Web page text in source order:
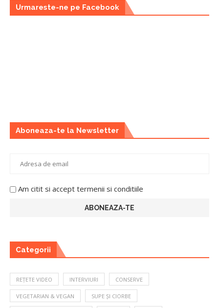
Urmareste-ne pe Facebook
Aboneaza-te la Newsletter
Am citit si accept termenii si conditiile
Categorii
REȚETE VIDEO INTERVIURI CONSERVE
VEGETARIAN & VEGAN SUPE ȘI CIORBE